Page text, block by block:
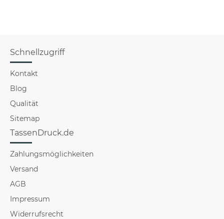
Schnellzugriff
Kontakt
Blog
Qualität
Sitemap
TassenDruck.de
Zahlungsmöglichkeiten
Versand
AGB
Impressum
Widerrufsrecht